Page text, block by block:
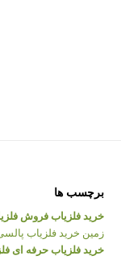
برچسب ها
خرید فلزیاب فروش
زمین خرید فلزیاب
خرید فلزیاب حرفه ای